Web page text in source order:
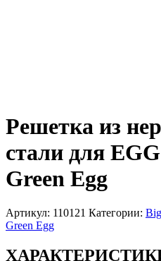
Решетка из
стали для
Green Egg
Артикул: 110121 Категории:
Green Egg